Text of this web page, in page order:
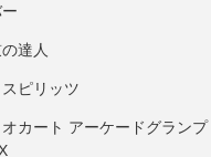
達人
ピリッツ
カート アーケードグランプ